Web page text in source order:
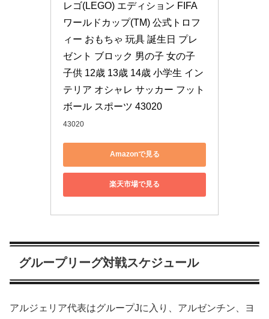
レゴ(LEGO) エディション FIFA
ワールドカップ(TM) 公式トロフ
ィー おもちゃ 玩具 誕生日 プレ
ゼント ブロック 男の子 女の子
子供 12歳 13歳 14歳 小学生 イン
テリア オシャレ サッカー フット
ボール スポーツ 43020
43020
Amazonで見る
楽天市場で見る
グループリーグ対戦スケジュール
アルジェリア代表はグループJに入り、アルゼンチン、ヨ